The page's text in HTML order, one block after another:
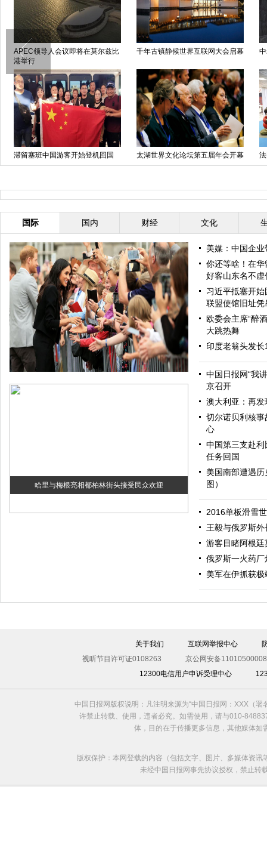
APEC领导人会议即将在莫尔兹比
港举行
千年古镇静候世界互联网大会启幕
滞留塞班中国游客开始登机回国
太湖世界文化论坛第五届年会开幕
式在京举行
国际 国内 财经 文化
哈里与梅根亮相都柏林街头接受民众欢迎
美媒：中国企
你还等啥！在
好客山东名不虚
习近平抵塞开
联盟使馆旧址凭
欧委会主席“醉
大跳热舞
印度老翁头发
中国日报网“我
京召开
澳大利亚：再
切尔诺贝利核
心
中国第三支赴
任务回国
美国南部遭遇
图）
2016单板滑雪
王毅与俄罗斯
游客目睹阿根
俄罗斯一火药
美军在伊抓获极
关于我们 互联网举报中心
视听节目许可证0108263
京公网安备
12300电信用户申诉受理中心
中国日报网版权说明：凡注明来源为“中国日报网：XXX（
许禁止转载、使用，违者必究。如需使用，请与010-
体，目的在于传播更多信息，其他媒体
版权保护：本网登载的内容（包括文字、图片、多媒体资
未经中国日报网事先协议授权，禁止转